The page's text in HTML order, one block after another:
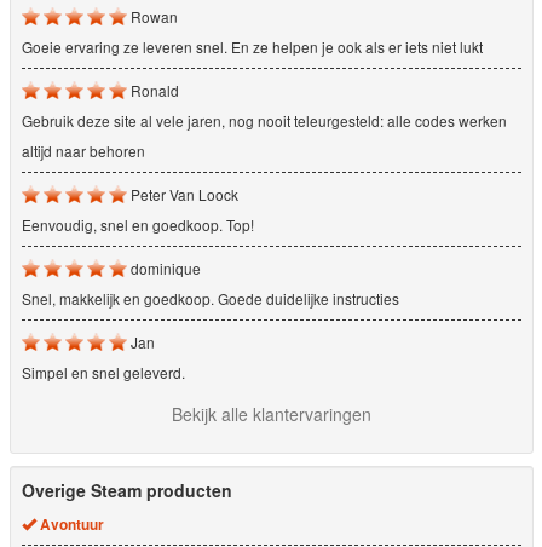
Rowan
Goeie ervaring ze leveren snel. En ze helpen je ook als er iets niet lukt
Ronald
Gebruik deze site al vele jaren, nog nooit teleurgesteld: alle codes werken
altijd naar behoren
Peter Van Loock
Eenvoudig, snel en goedkoop. Top!
dominique
Snel, makkelijk en goedkoop. Goede duidelijke instructies
Jan
Simpel en snel geleverd.
Bekijk alle klantervaringen
Overige Steam producten
Avontuur